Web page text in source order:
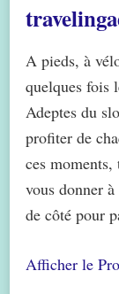
A pieds, à
quelques fois
Adeptes du
profiter de
ces
vous donner
de côté pour
Afficher le